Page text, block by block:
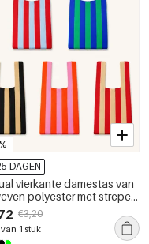
DAGEN
vierkante damestas van
polyester met strepen
kleuren.
€3,20
1 stuk